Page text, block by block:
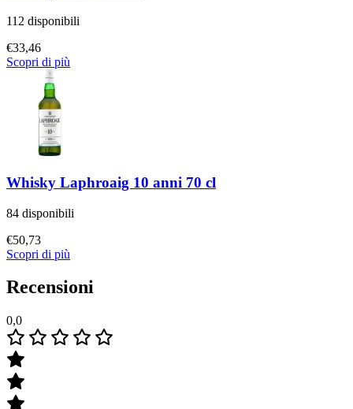
112 disponibili
€33,46
Scopri di più
Whisky Laphroaig 10 anni 70 cl
84 disponibili
€50,73
Scopri di più
Recensioni
0,0